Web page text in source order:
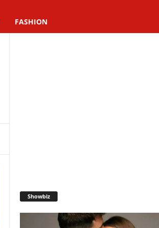
FASHION
Showbiz